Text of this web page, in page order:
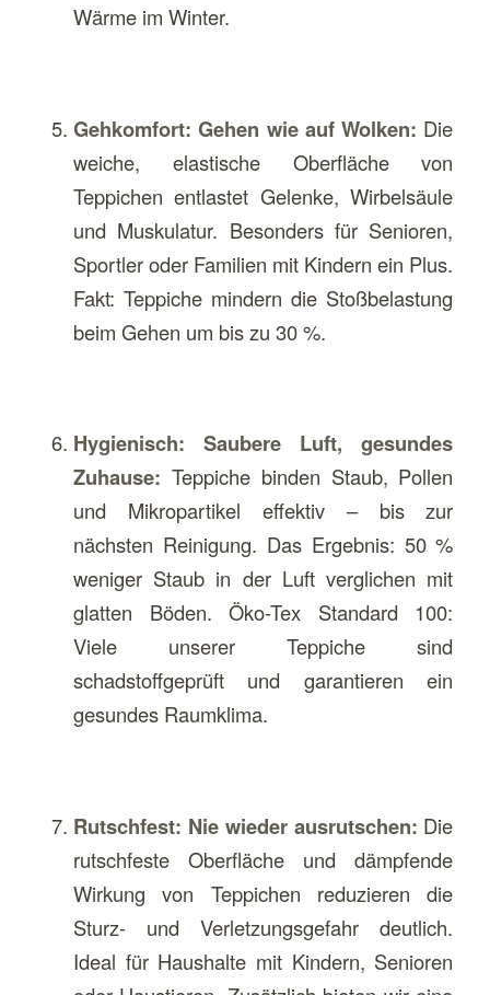
Wärme im Winter.
Gehkomfort: Gehen wie auf Wolken: Die
weiche, elastische Oberfläche von
Teppichen entlastet Gelenke, Wirbelsäule
und Muskulatur. Besonders für Senioren,
Sportler oder Familien mit Kindern ein Plus.
Fakt: Teppiche mindern die Stoßbelastung
beim Gehen um bis zu 30 %.
Hygienisch: Saubere Luft, gesundes
Zuhause: Teppiche binden Staub, Pollen
und Mikropartikel effektiv – bis zur
nächsten Reinigung. Das Ergebnis: 50 %
weniger Staub in der Luft verglichen mit
glatten Böden. Öko-Tex Standard 100:
Viele unserer Teppiche sind
schadstoffgeprüft und garantieren ein
gesundes Raumklima.
Rutschfest: Nie wieder ausrutschen: Die
rutschfeste Oberfläche und dämpfende
Wirkung von Teppichen reduzieren die
Sturz- und Verletzungsgefahr deutlich.
Ideal für Haushalte mit Kindern, Senioren